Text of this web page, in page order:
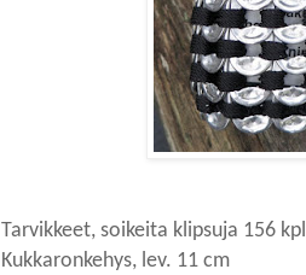
Tarvikkeet, soikeita klipsuja 156 kpl
Kukkaronkehys, lev. 11 cm